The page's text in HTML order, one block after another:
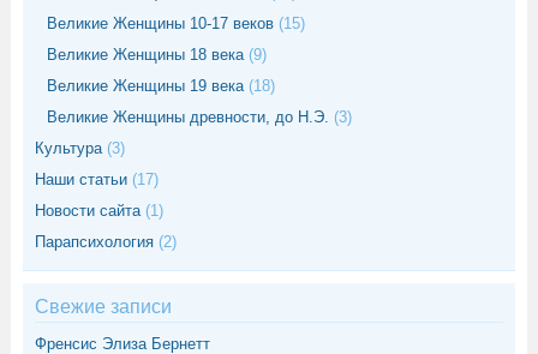
Великие Женщины 10-17 веков (15)
Великие Женщины 18 века(9)
Великие Женщины 19 века(18)
Великие Женщины древности, до Н.Э. (3)
Культура(3)
Наши статьи (17)
Новости сайта(1)
Парапсихология (2)
Свежие записи
Френсис Элиза Бернетт